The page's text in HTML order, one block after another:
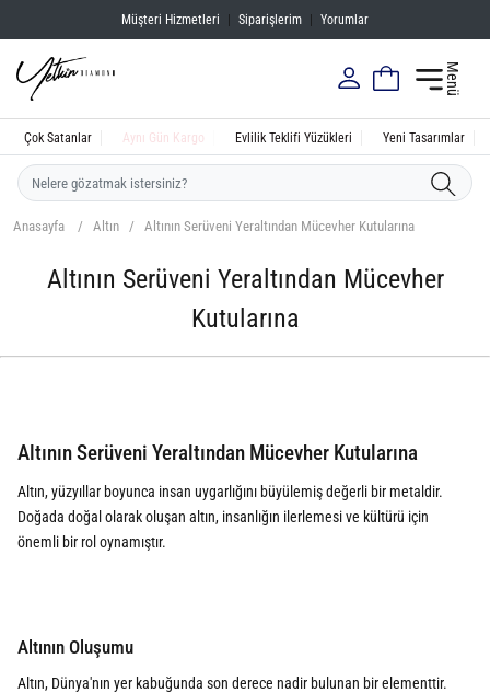
Müşteri Hizmetleri Siparişlerim Yorumlar
Menü
Çok Satanlar Aynı Gün Kargo Evlilik Teklifi Yüzükleri Yeni Tasarımlar
Anasayfa Altın Altının Serüveni Yeraltından Mücevher Kutularına
Altının Serüveni Yeraltından Mücevher
Kutularına
Altının Serüveni Yeraltından Mücevher Kutularına
Altın, yüzyıllar boyunca insan uygarlığını büyülemiş değerli bir metaldir.
Doğada doğal olarak oluşan altın, insanlığın ilerlemesi ve kültürü için
önemli bir rol oynamıştır.
Altının Oluşumu
Altın, Dünya'nın yer kabuğunda son derece nadir bulunan bir elementtir.